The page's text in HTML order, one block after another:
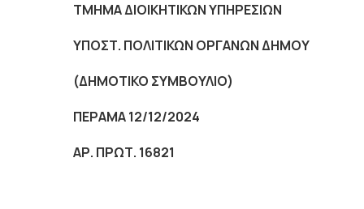
ΤΜΗΜΑ ΔΙΟΙΚΗΤΙΚΩΝ ΥΠΗΡΕΣΙΩΝ
ΥΠΟΣΤ. ΠΟΛΙΤΙΚΩΝ ΟΡΓΑΝΩΝ ΔΗΜΟΥ
(ΔΗΜΟΤΙΚΟ ΣΥΜΒΟΥΛΙΟ)
ΠΕΡΑΜΑ 12/12/2024
ΑΡ. ΠΡΩΤ. 16821